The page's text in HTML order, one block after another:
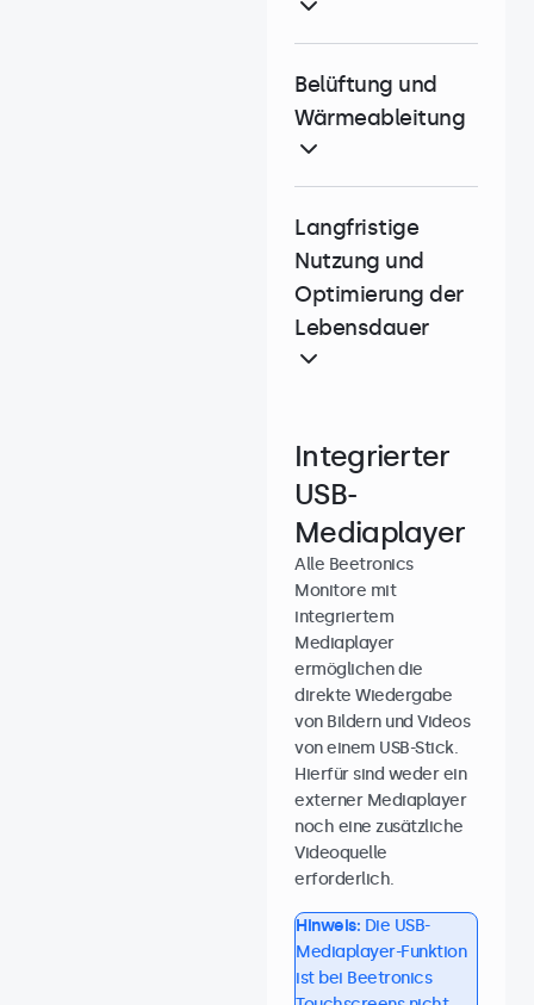
Belüftung und
Wärmeableitung
Langfristige
Nutzung und
Optimierung der
Lebensdauer
Integrierter
USB-
Mediaplayer
Alle Beetronics
Monitore mit
integriertem
Mediaplayer
ermöglichen die
direkte Wiedergabe
von Bildern und Videos
von einem USB-Stick.
Hierfür sind weder ein
externer Mediaplayer
noch eine zusätzliche
Videoquelle
erforderlich.
Hinweis: Die USB-
Mediaplayer-Funktion
ist bei Beetronics